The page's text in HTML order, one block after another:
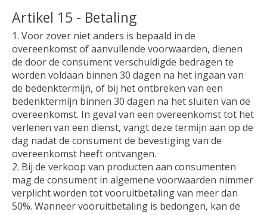
Artikel 15 - Betaling
1. Voor zover niet anders is bepaald in de
overeenkomst of aanvullende voorwaarden, dienen
de door de consument verschuldigde bedragen te
worden voldaan binnen 30 dagen na het ingaan van
de bedenktermijn, of bij het ontbreken van een
bedenktermijn binnen 30 dagen na het sluiten van de
overeenkomst. In geval van een overeenkomst tot het
verlenen van een dienst, vangt deze termijn aan op de
dag nadat de consument de bevestiging van de
overeenkomst heeft ontvangen.
2. Bij de verkoop van producten aan consumenten
mag de consument in algemene voorwaarden nimmer
verplicht worden tot vooruitbetaling van meer dan
50%. Wanneer vooruitbetaling is bedongen, kan de